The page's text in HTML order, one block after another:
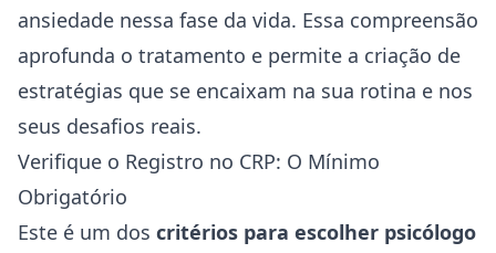
ansiedade nessa fase da vida. Essa compreensão
aprofunda o tratamento e permite a criação de
estratégias que se encaixam na sua rotina e nos
seus desafios reais.
Verifique o Registro no CRP: O Mínimo
Obrigatório
Este é um dos critérios para escolher psicólogo